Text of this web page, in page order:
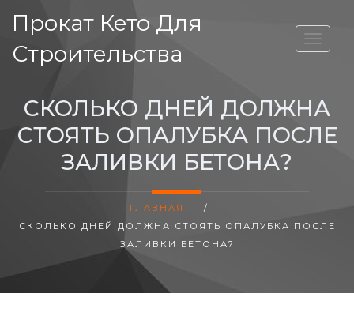
Прокат Кето Для
Строительства
ВЫСОТА ДОМА
СКОЛЬКО ДНЕЙ ДОЛЖНА
СТОЯТЬ ОПАЛУБКА ПОСЛЕ
ЗАЛИВКИ БЕТОНА?
ГЛАВНАЯ
/
СКОЛЬКО ДНЕЙ ДОЛЖНА СТОЯТЬ ОПАЛУБКА ПОСЛЕ
ЗАЛИВКИ БЕТОНА?